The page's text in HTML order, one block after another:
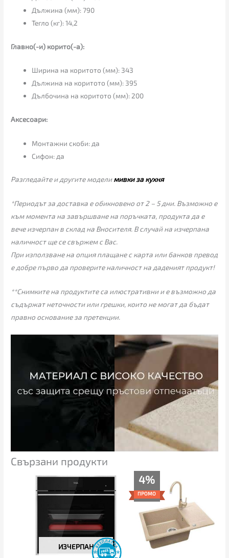
Дължина (мм): 790
Тегло (кг): 14,2
Главно(-и) корито(-а):
Ширина на коритото (мм): 343
Дължина на коритото (мм): 395
Дълбочина на коритото (мм): 200
Аксесоари:
Монтажни скоби: да
Сифон: да
Разгледайте и другите моделимивки за кухня
*Периодът за доставка е обикновено от 2 – 5 дни. Възможно е
към момента на завършване на поръчката, продукта да е
вече изчерпан в склад на Вносителя. В случай на изчерпана
наличност ще се свържем с Вас.
При използване на опция плащане с карта или банков превод
е добре първо да проверите наличност на даденият продукт!
**Снимките на продуктите са илюстративни и е възможно да
съдържат неточности или грешки, които не могат да бъдат
правно основание за претенции.
Свързани продукти
ИЗЧЕРПАН
4%
ПРОМО
price
was:
235.00€.
цена
225.00€.